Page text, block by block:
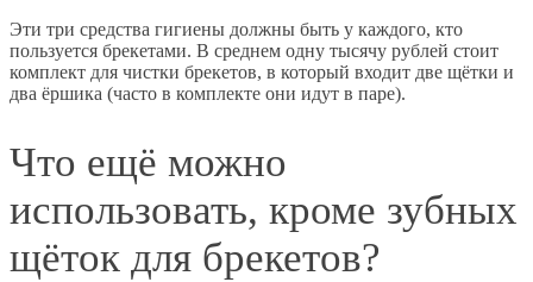
Эти три средства гигиены должны быть у каждого, кто
пользуется брекетами. В среднем одну тысячу рублей стоит
комплект для чистки брекетов, в который входит две щётки и
два ёршика (часто в комплекте они идут в паре).
Что ещё можно
использовать, кроме зубных
щёток для брекетов?